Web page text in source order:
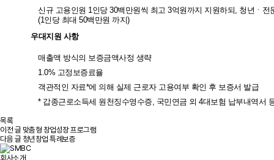
신규 고용인원 1인당 30백만원씩 최고 3억원까지 지원하되, 청년ㆍ전
(1인당 최대 50백만원 까지)
우대지원 사항
매출액 방식의 보증금액사정 생략
1.0% 고정보증료율
객관적인 자료*에 의해 실제 근로자 고용여부 확인 후 보증서 발급
* 갑종근로소득세 원천징수영수증, 국민연금 외 4대보험 납부내역서
목록
이전 글 맞춤형 창업성장 프로그램
다음 글 청년창업 특례보증
회사소개